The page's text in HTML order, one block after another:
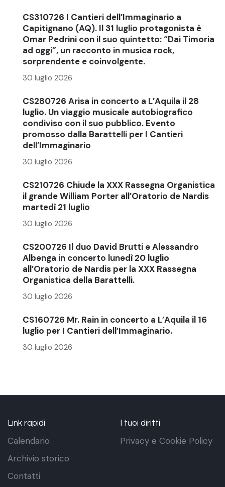
CS310726 I Cantieri dell’Immaginario a
Capitignano (AQ). Il 31 luglio protagonista è
Omar Pedrini con il suo quintetto: “Dai Timoria
ad oggi”, un racconto in musica rock,
sorprendente e coinvolgente.
30 luglio 2026
CS280726 Arisa in concerto a L’Aquila il 28
luglio. Un viaggio musicale autobiografico
condiviso con il suo pubblico. Evento
promosso dalla Barattelli per I Cantieri
dell’Immaginario
30 luglio 2026
CS210726 Chiude la XXX Rassegna Organistica
il grande William Porter all’Oratorio de Nardis
martedì 21 luglio
30 luglio 2026
CS200726 Il duo David Brutti e Alessandro
Albenga in concerto lunedì 20 luglio
all’Oratorio de Nardis per la XXX Rassegna
Organistica della Barattelli.
30 luglio 2026
CS160726 Mr. Rain in concerto a L’Aquila il 16
luglio per I Cantieri dell’Immaginario.
30 luglio 2026
Link rapidi
Calendario
Archivio storico
Contatti
I tuoi diritti
Privacy e Cookie Policy